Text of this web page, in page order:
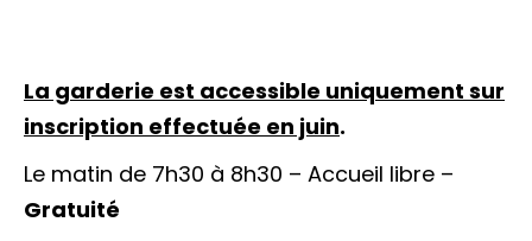
La garderie est accessible uniquement sur
inscription effectuée en juin.
Le matin de 7h30 à 8h30 – Accueil libre –
Gratuité